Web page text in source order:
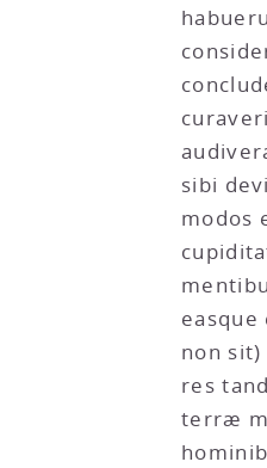
sibi
modos
non
res
terræ